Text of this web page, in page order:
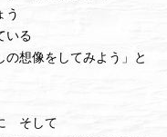
う
ている
の想像をしてみよう」と
そして